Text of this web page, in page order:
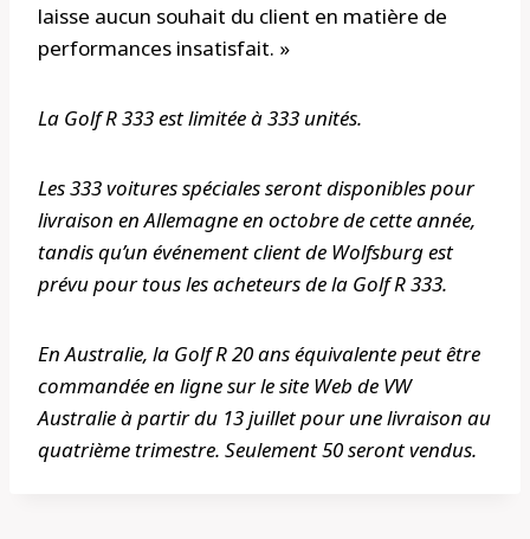
laisse aucun souhait du client en matière de
performances insatisfait. »
La Golf R 333 est limitée à 333 unités.
Les 333 voitures spéciales seront disponibles pour
livraison en Allemagne en octobre de cette année,
tandis qu’un événement client de Wolfsburg est
prévu pour tous les acheteurs de la Golf R 333.
En Australie, la Golf R 20 ans équivalente peut être
commandée en ligne sur le site Web de VW
Australie à partir du 13 juillet pour une livraison au
quatrième trimestre. Seulement 50 seront vendus.